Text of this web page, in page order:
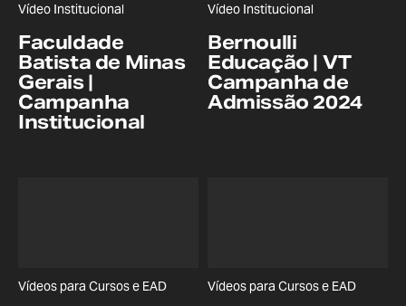
Faculdade
Batista de Minas
Gerais |
Campanha
Institucional
Vídeo Institucional
Bernoulli
Educação | VT
Campanha de
Admissão 2024
Vídeo Institucional
Vídeos para Cursos e EAD Vídeos para Cursos e EAD